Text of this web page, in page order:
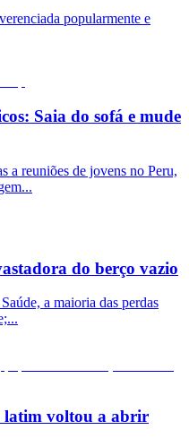
popularmente e
Saia do sofá e mude
a reuniões de jovens no Peru,
do berço vazio
a maioria das perdas
latim voltou a abrir